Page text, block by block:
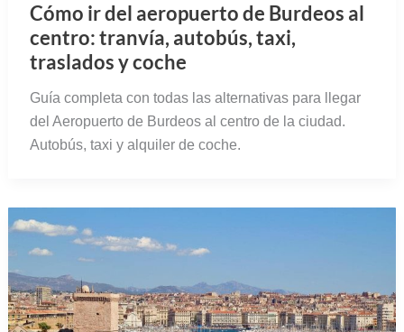
Cómo ir del aeropuerto de Burdeos al
centro: tranvía, autobús, taxi,
traslados y coche
Guía completa con todas las alternativas para llegar
del Aeropuerto de Burdeos al centro de la ciudad.
Autobús, taxi y alquiler de coche.